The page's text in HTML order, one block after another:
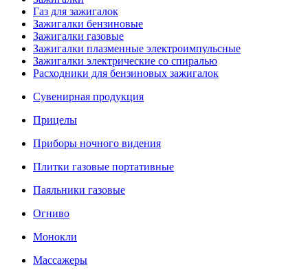
Газ для зажигалок
Зажигалки бензиновые
Зажигалки газовые
Зажигалки плазменные электроимпульсные
Зажигалки электрические со спиралью
Расходники для бензиновых зажигалок
Сувенирная продукция
Прицелы
Приборы ночного видения
Плитки газовые портативные
Паяльники газовые
Огниво
Монокли
Массажеры